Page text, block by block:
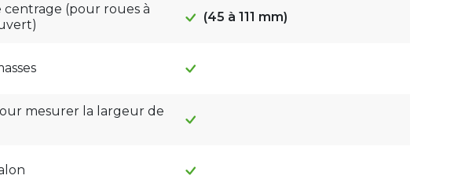
centrage (pour roues à
(45 à 111 mm)
mesurer la largeur de